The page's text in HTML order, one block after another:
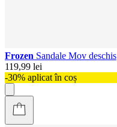
Frozen Sandale Mov deschis
119,99 lei
-30% aplicat în coș